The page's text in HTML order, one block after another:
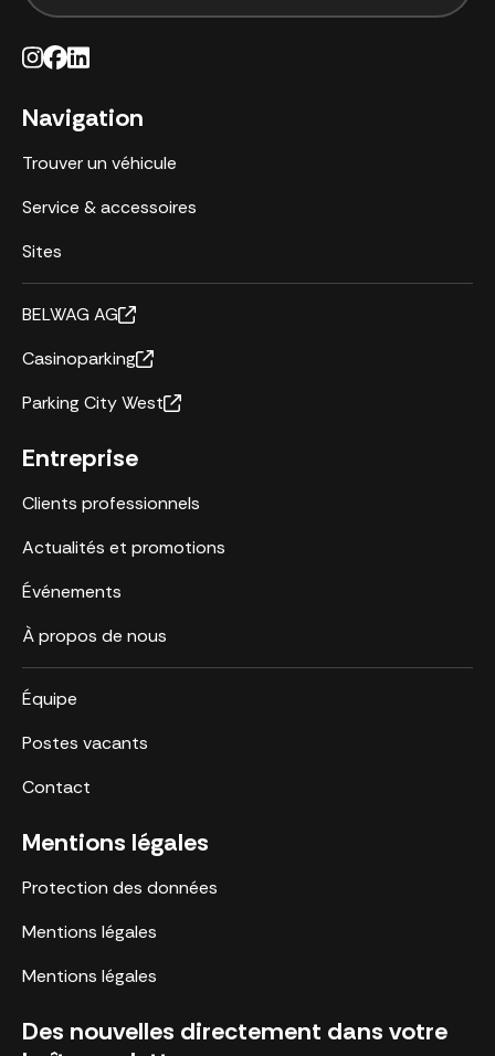
Navigation
Trouver un véhicule
Service & accessoires
Sites
BELWAG AG
Casinoparking
Parking City West
Entreprise
Clients professionnels
Actualités et promotions
Événements
À propos de nous
Équipe
Postes vacants
Contact
Mentions légales
Protection des données
Mentions légales
Mentions légales
Des nouvelles directement dans votre